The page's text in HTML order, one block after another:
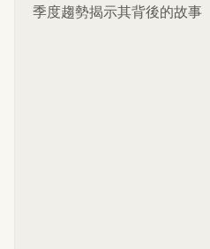
季度趨勢揭示其背後的故事